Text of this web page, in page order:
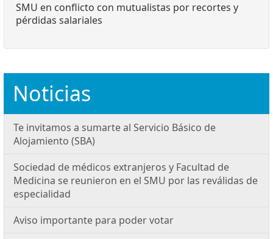
SMU en conflicto con mutualistas por recortes y
pérdidas salariales
Noticias
Te invitamos a sumarte al Servicio Básico de
Alojamiento (SBA)
Sociedad de médicos extranjeros y Facultad de
Medicina se reunieron en el SMU por las reválidas de
especialidad
Aviso importante para poder votar